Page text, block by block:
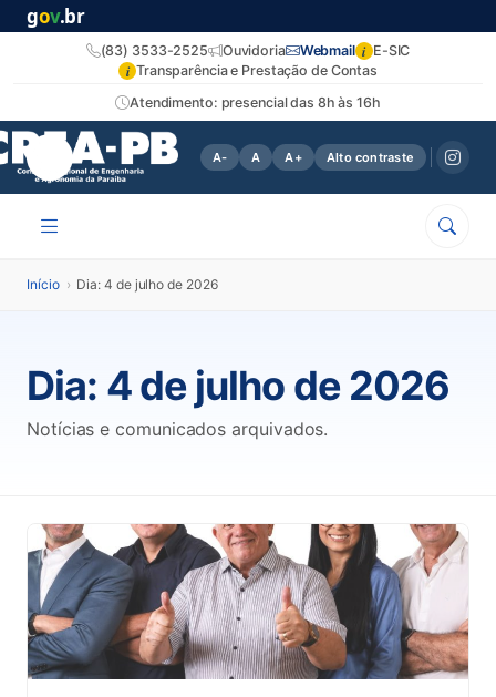
gov.br
Atendimento: presencial das 8h às 16h
(83) 3533-2525 Ouvidoria Webmail i E-SIC
i Transparência e Prestação de Contas
A- A A+ Alto contraste
Início › Dia: 4 de julho de 2026
Dia: 4 de julho de 2026
Notícias e comunicados arquivados.